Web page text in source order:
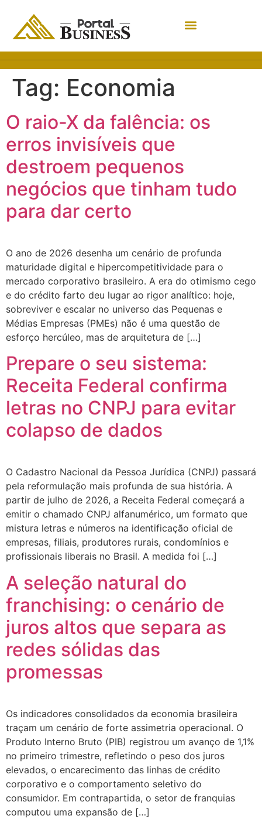
Tag: Economia
O raio-X da falência: os
erros invisíveis que
destroem pequenos
negócios que tinham tudo
para dar certo
O ano de 2026 desenha um cenário de profunda
maturidade digital e hipercompetitividade para o
mercado corporativo brasileiro. A era do otimismo cego
e do crédito farto deu lugar ao rigor analítico: hoje,
sobreviver e escalar no universo das Pequenas e
Médias Empresas (PMEs) não é uma questão de
esforço hercúleo, mas de arquitetura de […]
Prepare o seu sistema:
Receita Federal confirma
letras no CNPJ para evitar
colapso de dados
O Cadastro Nacional da Pessoa Jurídica (CNPJ) passará
pela reformulação mais profunda de sua história. A
partir de julho de 2026, a Receita Federal começará a
emitir o chamado CNPJ alfanumérico, um formato que
mistura letras e números na identificação oficial de
empresas, filiais, produtores rurais, condomínios e
profissionais liberais no Brasil. A medida foi […]
A seleção natural do
franchising: o cenário de
juros altos que separa as
redes sólidas das
promessas
Os indicadores consolidados da economia brasileira
traçam um cenário de forte assimetria operacional. O
Produto Interno Bruto (PIB) registrou um avanço de 1,1%
no primeiro trimestre, refletindo o peso dos juros
elevados, o encarecimento das linhas de crédito
corporativo e o comportamento seletivo do
consumidor. Em contrapartida, o setor de franquias
computou uma expansão de […]